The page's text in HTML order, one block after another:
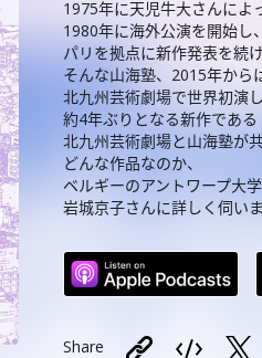
1975年に天児牛大さんによ
1980年に海外公演を開始し
パリを拠点に新作発表を続
そんな山海塾、2015年から
北九州芸術劇場で世界初演し
約4年ぶりとなる新作である
北九州芸術劇場と山海塾が
どんな作品なのか、
ベルギーのアントワープ大
岩城京子さんに詳しく伺いま
Share